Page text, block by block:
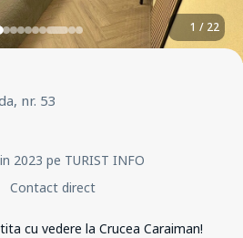
1 / 22
nr. 53
2023 pe TURIST INFO
Contact direct
cu vedere la Crucea Caraiman!